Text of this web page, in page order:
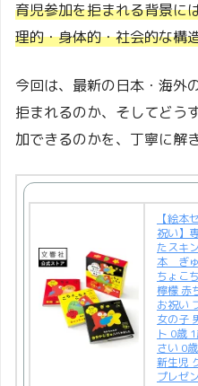
育児参加を拒まれる背景に
理的・身体的・社会的な構
今回は、最新の日本・海外
拒まれるのか、そしてどう
加できるのかを、丁寧に解
【絵本
祝い】
たスキ
本 ぎ
ちょこ
檸檬 赤
お祝い
女の子
ト 0歳
さい 0
新生児
プレゼ